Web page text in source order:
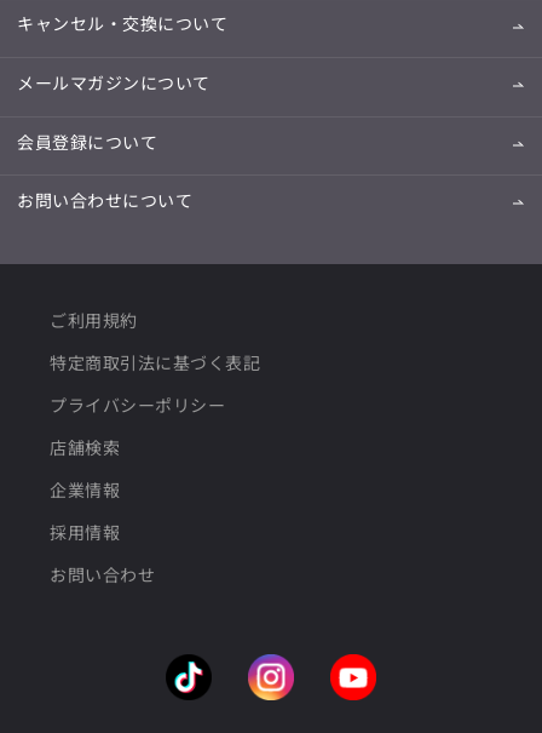
キャンセル・交換について
メールマガジンについて
会員登録について
お問い合わせについて
ご利用規約
特定商取引法に基づく表記
プライバシーポリシー
店舗検索
企業情報
採用情報
お問い合わせ